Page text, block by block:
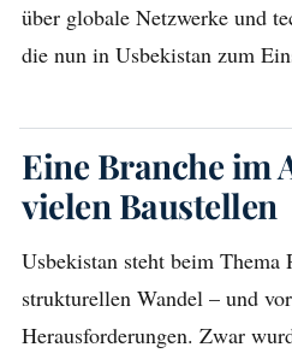
über globale Netzwerke und
die nun in Usbekistan zum
Eine Branche im
vielen Baustellen
Usbekistan steht beim Thema
strukturellen Wandel – und
Herausforderungen. Zwar